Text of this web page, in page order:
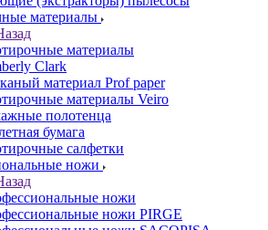
материалы
материалы
Clark
материал Prof paper
материалы Veiro
полотенца
бумага
салфетки
ножи
ножи
ножи PIRGE